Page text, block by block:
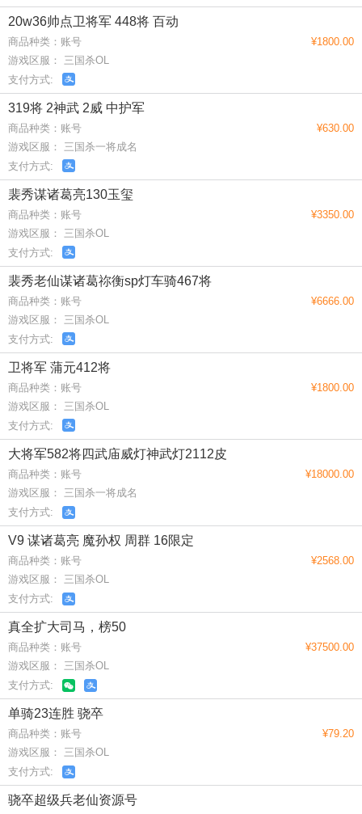
20w36帅点卫将军 448将 百动
商品种类：账号
游戏区服： 三国杀OL
支付方式:
¥1800.00
319将 2神武 2威 中护军
商品种类：账号
游戏区服： 三国杀一将成名
支付方式:
¥630.00
裴秀谋诸葛亮130玉玺
商品种类：账号
游戏区服： 三国杀OL
支付方式:
¥3350.00
裴秀老仙谋诸葛祢衡sp灯车骑467将
商品种类：账号
游戏区服： 三国杀OL
支付方式:
¥6666.00
卫将军 蒲元412将
商品种类：账号
游戏区服： 三国杀OL
支付方式:
¥1800.00
大将军582将四武庙威灯神武灯2112皮
商品种类：账号
游戏区服： 三国杀一将成名
支付方式:
¥18000.00
V9 谋诸葛亮 魔孙权 周群 16限定
商品种类：账号
游戏区服： 三国杀OL
支付方式:
¥2568.00
真全扩大司马，榜50
商品种类：账号
游戏区服： 三国杀OL
支付方式:
¥37500.00
单骑23连胜 骁卒
商品种类：账号
游戏区服： 三国杀OL
支付方式:
¥79.20
骁卒超级兵老仙资源号